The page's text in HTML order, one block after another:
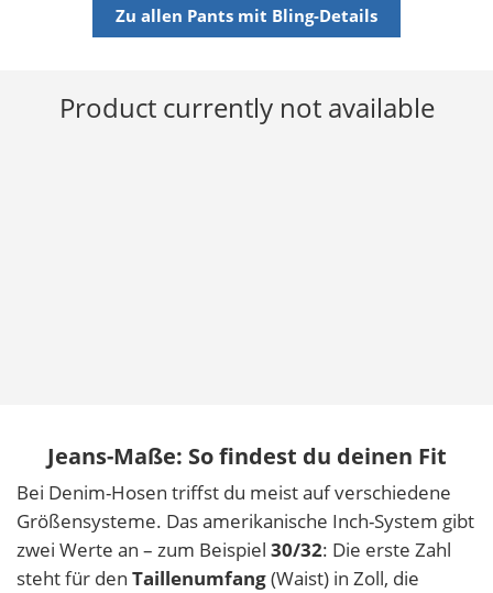
Zu allen Pants mit Bling-Details
Product currently not available
Jeans-Maße: So findest du deinen Fit
Bei Denim-Hosen triffst du meist auf verschiedene
Größensysteme. Das amerikanische Inch-System gibt
zwei Werte an – zum Beispiel 30/32: Die erste Zahl
steht für den Taillenumfang(Waist) in Zoll, die